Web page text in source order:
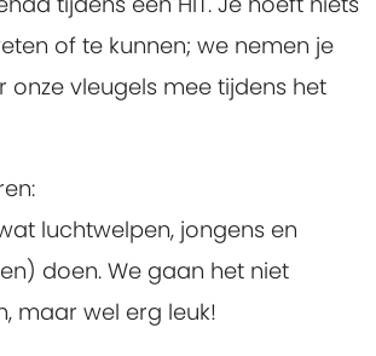
of te kunnen; we nemen je
onze vleugels mee tijdens het
luchtwelpen, jongens en
doen. We gaan het niet
maar wel erg leuk!